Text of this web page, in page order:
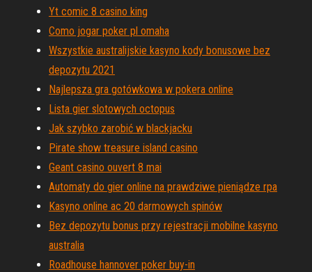
Yt comic 8 casino king
Como jogar poker pl omaha
Wszystkie australijskie kasyno kody bonusowe bez
depozytu 2021
Najlepsza gra gotówkowa w pokera online
Lista gier slotowych octopus
Jak szybko zarobić w blackjacku
Pirate show treasure island casino
Geant casino ouvert 8 mai
Automaty do gier online na prawdziwe pieniądze rpa
Kasyno online ac 20 darmowych spinów
Bez depozytu bonus przy rejestracji mobilne kasyno
australia
Roadhouse hannover poker buy-in